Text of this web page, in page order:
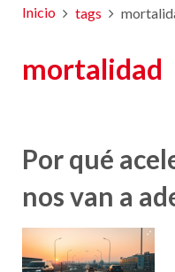
Inicio tags
mortalidad
Por qué
nos van a